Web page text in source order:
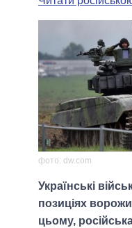
фото: dw.com
Українські
позиціях
цьому,